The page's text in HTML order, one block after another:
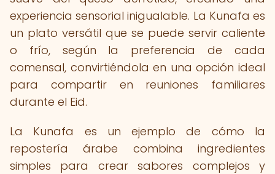
experiencia sensorial inigualable. La Kunafa es
un plato versátil que se puede servir caliente
o frío, según la preferencia de cada
comensal, convirtiéndola en una opción ideal
para compartir en reuniones familiares
durante el Eid.
La Kunafa es un ejemplo de cómo la
repostería árabe combina ingredientes
simples para crear sabores complejos y